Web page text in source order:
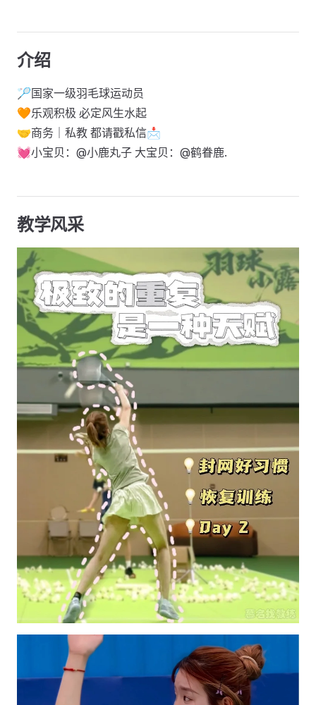
介绍
🏸国家一级羽毛球运动员
🧡乐观积极 必定风生水起
🤝商务｜私教 都请戳私信📩
💓小宝贝：@小鹿丸子 大宝贝：@鹤眷鹿.
教学风采